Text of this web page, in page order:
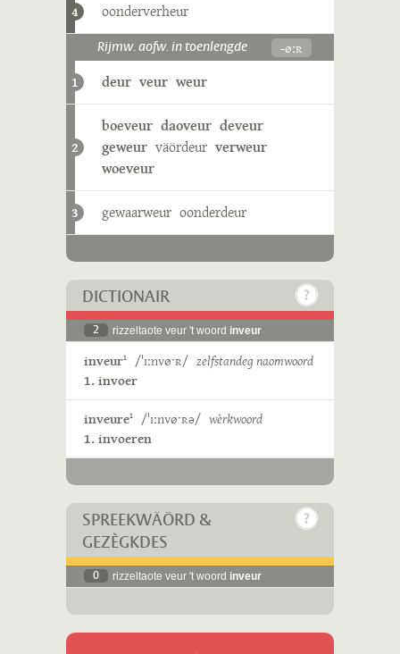
4 oonderverheur
Rijmw. aofw. in toenlengde -øːʀ
1 deur veur weur
2
boeveur daoveur deveur
geweur väördeur verweur
woeveur
3 gewaarweur oonderdeur
DICTIONAIR
2 rizzeltaote veur 't woord inveur
inveur1 /ˈɪːnvøˑʀ/ zelfstandeg naomwoord
1. invoer
inveure1 /ˈɪːnvøˑʀə/ wèrkwoord
1. invoeren
SPREEKWÄÖRD &
GEZÈGKDES
0 rizzeltaote veur 't woord inveur